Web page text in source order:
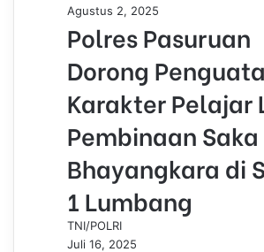
Agustus 2, 2025
Polres Pasuruan
Dorong
Karakter Pelajar
Pembinaan Saka
Bhayangkara di
1 Lumbang
TNI/POLRI
Juli 16, 2025